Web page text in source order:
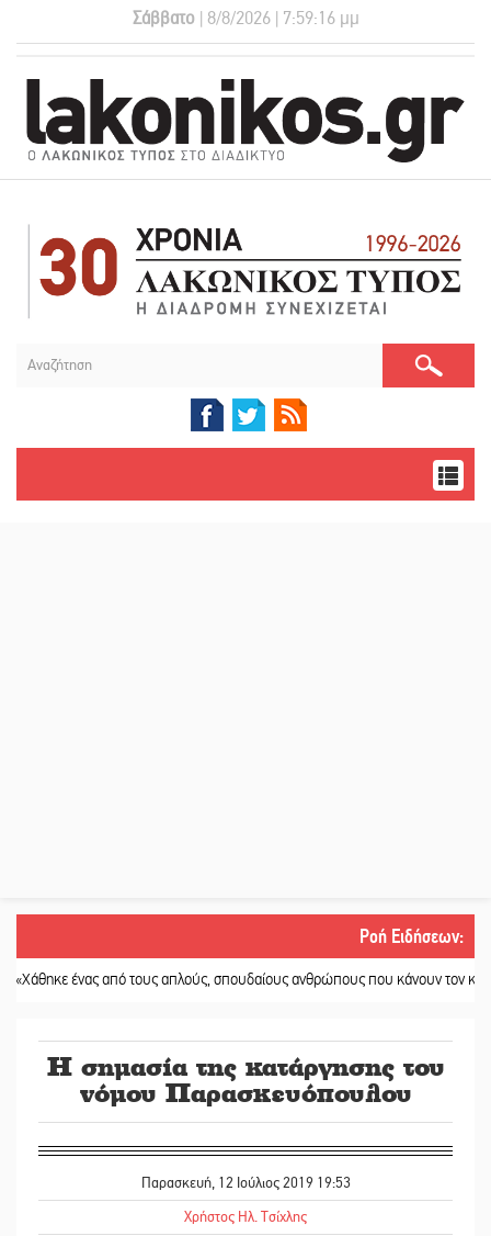
Σάββατο| 8/8/2026 | 7:59:16 μμ
Ροή Ειδήσεων:
ένας από τους απλούς, σπουδαίους ανθρώπους που κάνουν τον κόσμο λίγο
Η σημασία της κατάργησης του
νόμου Παρασκευόπουλου
Παρασκευή, 12 Ιούλιος 2019 19:53
Χρήστος Ηλ. Τσίχλης